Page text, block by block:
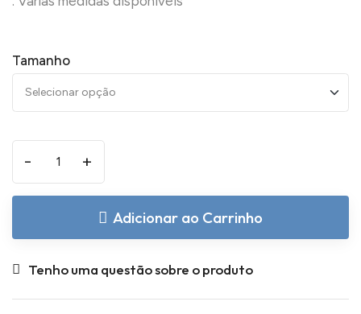
Tamanho
- +
Adicionar ao Carrinho
Tenho uma questão sobre o produto